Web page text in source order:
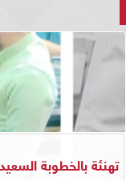
تهنئة بالخطوبة